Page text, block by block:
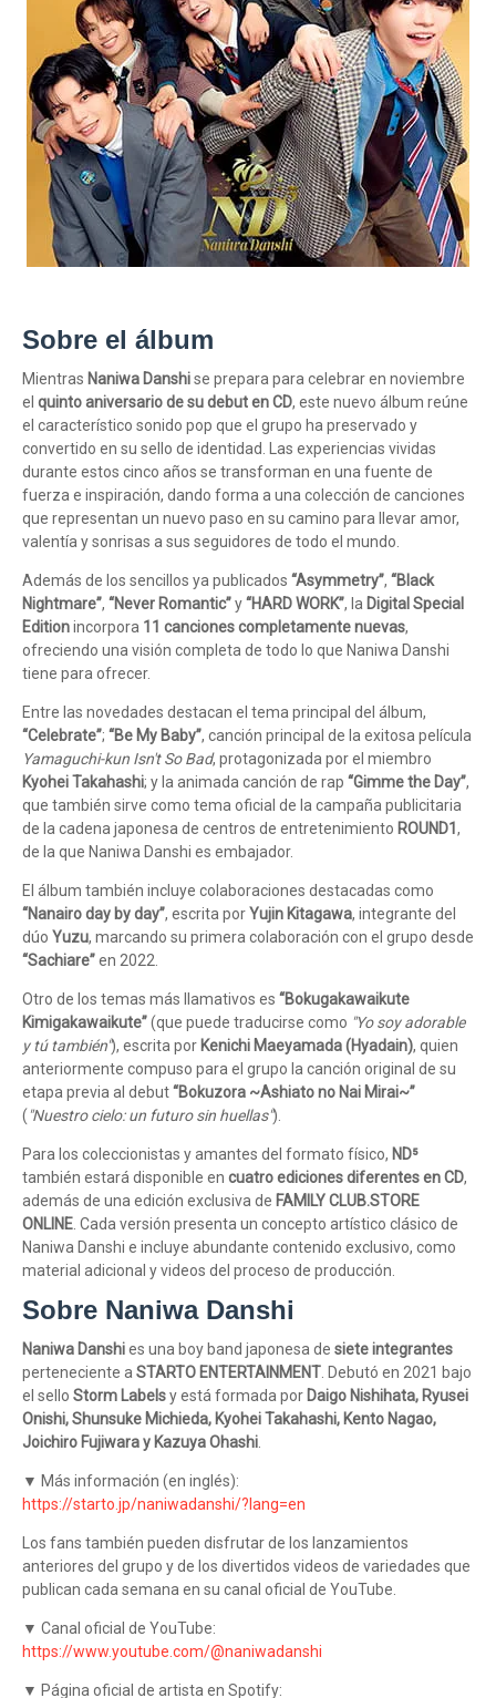
Sobre el álbum
Mientras Naniwa Danshise prepara para celebrar en noviembre
el quinto aniversario de su debut en CD, este nuevo álbum reúne
el característico sonido pop que el grupo ha preservado y
convertido en su sello de identidad. Las experiencias vividas
durante estos cinco años se transforman en una fuente de
fuerza e inspiración, dando forma a una colección de canciones
que representan un nuevo paso en su camino para llevar amor,
valentía y sonrisas a sus seguidores de todo el mundo.
Además de los sencillos ya publicados “Asymmetry”, “Black
Nightmare”, “Never Romantic”y“HARD WORK”, la Digital Special
Editionincorpora 11 canciones completamente nuevas,
ofreciendo una visión completa de todo lo que Naniwa Danshi
tiene para ofrecer.
Entre las novedades destacan el tema principal del álbum,
“Celebrate”; “Be My Baby”, canción principal de la exitosa película
Yamaguchi-kun Isn't So Bad, protagonizada por el miembro
Kyohei Takahashi; y la animada canción de rap “Gimme the Day”,
que también sirve como tema oficial de la campaña publicitaria
de la cadena japonesa de centros de entretenimiento ROUND1 ,
de la que Naniwa Danshi es embajador.
El álbum también incluye colaboraciones destacadas como
“Nanairo day by day”, escrita porYujin Kitagawa, integrante del
dúo Yuzu, marcando su primera colaboración con el grupo desde
“Sachiare”en 2022.
Otro de los temas más llamativos es “Bokugakawaikute
Kimigakawaikute”(que puede traducirse como "Yo soy adorable
y tú también"), escrita por Kenichi Maeyamada (Hyadain), quien
anteriormente compuso para el grupo la canción original de su
etapa previa al debut“Bokuzora ~Ashiato no Nai Mirai~”
( "Nuestro cielo: un futuro sin huellas").
Para los coleccionistas y amantes del formato físico, ND⁵
también estará disponible en cuatro ediciones diferentes en CD,
además de una edición exclusiva de FAMILY CLUB.STORE
ONLINE . Cada versión presenta un concepto artístico clásico de
Naniwa Danshi e incluye abundante contenido exclusivo, como
material adicional y videos del proceso de producción.
Sobre Naniwa Danshi
Naniwa Danshies una boy band japonesa de siete integrantes
perteneciente a STARTO ENTERTAINMENT . Debutó en 2021 bajo
el sello Storm Labelsy está formada por Daigo Nishihata, Ryusei
Onishi, Shunsuke Michieda, Kyohei Takahashi, Kento Nagao,
Joichiro Fujiwara y Kazuya Ohashi
▼ Más información (en inglés):
https://starto.jp/naniwadanshi/?lang=en
Los fans también pueden disfrutar de los lanzamientos
anteriores del grupo y de los divertidos videos de variedades que
publican cada semana en su canal oficial de YouTube.
▼ Canal oficial de YouTube:
https://www.youtube.com/@naniwadanshi
▼ Página oficial de artista en Spotify: